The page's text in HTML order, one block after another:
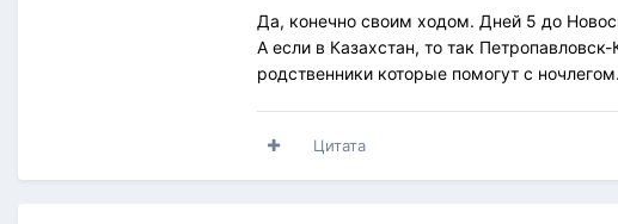
Да, конечно своим ходом. Дней 5 до
А если в Казахстан, то так
родственники которые помогут с ночлегом.
Цитата